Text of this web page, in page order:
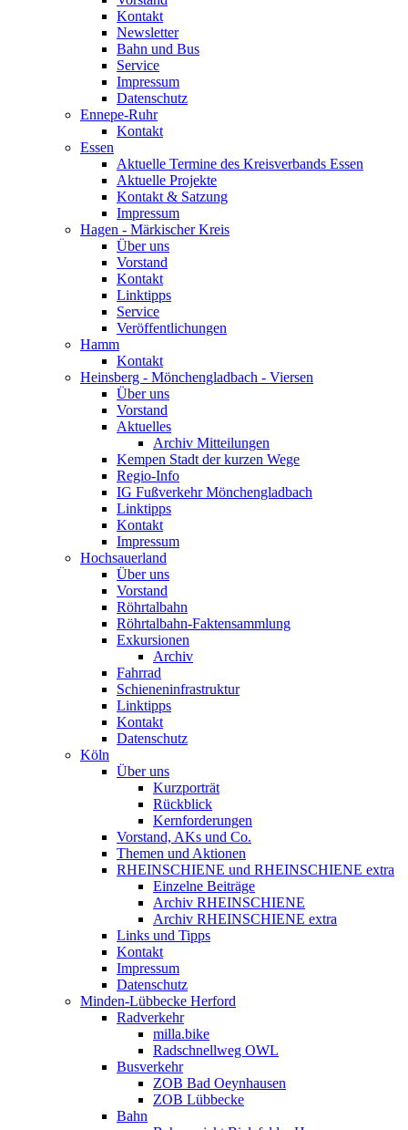
Kontakt
Newsletter
Bahn und Bus
Service
Impressum
Datenschutz
Ennepe-Ruhr
Kontakt
Essen
Aktuelle Termine des Kreisverbands Essen
Aktuelle Projekte
Kontakt & Satzung
Impressum
Hagen - Märkischer Kreis
Über uns
Vorstand
Kontakt
Linktipps
Service
Veröffentlichungen
Hamm
Kontakt
Heinsberg - Mönchengladbach - Viersen
Über uns
Vorstand
Aktuelles
Archiv Mitteilungen
Kempen Stadt der kurzen Wege
Regio-Info
IG Fußverkehr Mönchengladbach
Linktipps
Kontakt
Impressum
Hochsauerland
Über uns
Vorstand
Röhrtalbahn
Röhrtalbahn-Faktensammlung
Exkursionen
Archiv
Fahrrad
Schieneninfrastruktur
Linktipps
Kontakt
Datenschutz
Köln
Über uns
Kurzporträt
Rückblick
Kernforderungen
Vorstand, AKs und Co.
Themen und Aktionen
RHEINSCHIENE und RHEINSCHIENE extra
Einzelne Beiträge
Archiv RHEINSCHIENE
Archiv RHEINSCHIENE extra
Links und Tipps
Kontakt
Impressum
Datenschutz
Minden-Lübbecke Herford
Radverkehr
milla.bike
Radschnellweg OWL
Busverkehr
ZOB Bad Oeynhausen
ZOB Lübbecke
Bahn